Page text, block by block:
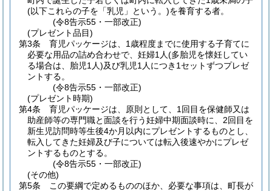
(以下これらの子を「乳児」という。)を養育する者。
(令8告示55・一部改正)
(プレゼント品目)
第3条
育児パッケージは、1歳程度までに使用する子育てに
必要な用品の詰め合わせで、妊婦1人(多胎児を懐妊してい
る場合は、胎児1人)及び乳児1人につき1セットずつプレゼ
ントする。
(令8告示55・一部改正)
(プレゼント時期)
第4条
育児パッケージは、原則として、1回目を保健師又は
助産師等の専門職と面談を行う妊婦中期面談時に、2回目を
新生児訪問時等生後4か月以内にプレゼントするものとし、
転入してきた妊婦及び子については転入後速やかにプレゼ
ントするものとする。
(令8告示55・一部改正)
(その他)
第5条
この要綱で定めるもののほか、必要な事項は、町長が